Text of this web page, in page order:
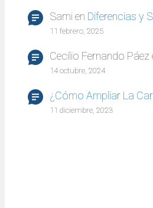
Samien Diferencias y
11 febrero, 2025
Cecilio Fernando Páez
14 octubre, 2024
¿Cómo Ampliar La
11 diciembre, 2023